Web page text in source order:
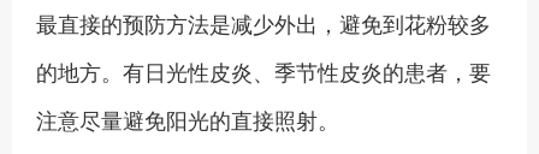
最直接的预防方法是减少外出，避免到花粉较多
的地方。有日光性皮炎、季节性皮炎的患者，要
注意尽量避免阳光的直接照射。